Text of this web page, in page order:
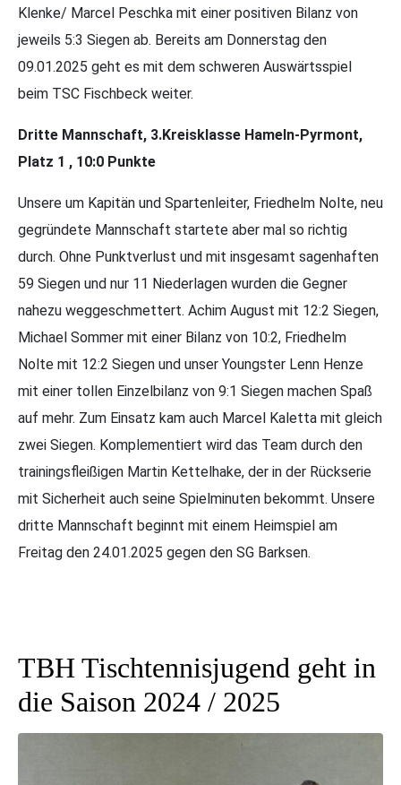
Klenke/ Marcel Peschka mit einer positiven Bilanz von
jeweils 5:3 Siegen ab. Bereits am Donnerstag den
09.01.2025 geht es mit dem schweren Auswärtsspiel
beim TSC Fischbeck weiter.
Dritte Mannschaft, 3.Kreisklasse Hameln-Pyrmont,
Platz 1 , 10:0 Punkte
Unsere um Kapitän und Spartenleiter, Friedhelm Nolte, neu
gegründete Mannschaft startete aber mal so richtig
durch. Ohne Punktverlust und mit insgesamt sagenhaften
59 Siegen und nur 11 Niederlagen wurden die Gegner
nahezu weggeschmettert. Achim August mit 12:2 Siegen,
Michael Sommer mit einer Bilanz von 10:2, Friedhelm
Nolte mit 12:2 Siegen und unser Youngster Lenn Henze
mit einer tollen Einzelbilanz von 9:1 Siegen machen Spaß
auf mehr. Zum Einsatz kam auch Marcel Kaletta mit gleich
zwei Siegen. Komplementiert wird das Team durch den
trainingsfleißigen Martin Kettelhake, der in der Rückserie
mit Sicherheit auch seine Spielminuten bekommt. Unsere
dritte Mannschaft beginnt mit einem Heimspiel am
Freitag den 24.01.2025 gegen den SG Barksen.
TBH Tischtennisjugend geht in
die Saison 2024 / 2025